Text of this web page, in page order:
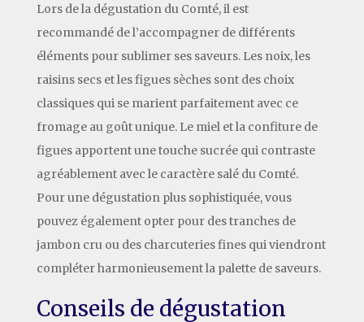
Lors de la dégustation du Comté, il est
recommandé de l’accompagner de différents
éléments pour sublimer ses saveurs. Les noix, les
raisins secs et les figues sèches sont des choix
classiques qui se marient parfaitement avec ce
fromage au goût unique. Le miel et la confiture de
figues apportent une touche sucrée qui contraste
agréablement avec le caractère salé du Comté.
Pour une dégustation plus sophistiquée, vous
pouvez également opter pour des tranches de
jambon cru ou des charcuteries fines qui viendront
compléter harmonieusement la palette de saveurs.
Conseils de dégustation